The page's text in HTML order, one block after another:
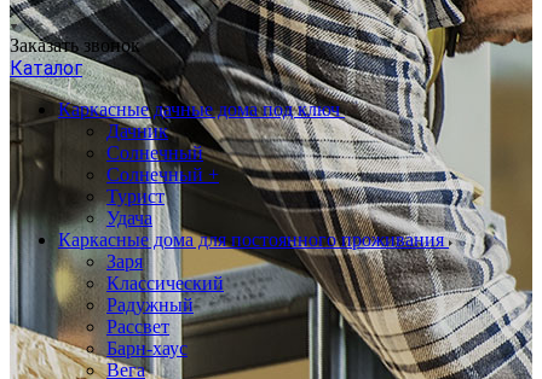
Заказать звонок
Каталог
Каркасные дачные дома под ключ
Дачник
Солнечный
Солнечный +
Турист
Удача
Каркасные дома для постоянного проживания
Заря
Классический
Радужный
Рассвет
Барн-хаус
Вега